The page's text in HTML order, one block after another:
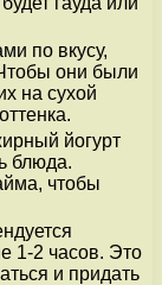
по вкусу,
они были
на сухой
йогурт
блюда.
чтобы
1-2 часов. Это
и придать